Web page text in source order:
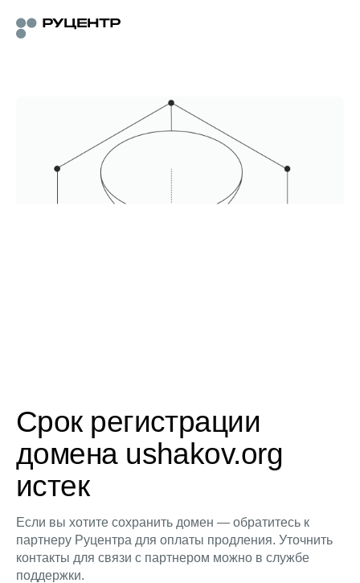
Срок регистрации
домена ushakov.org
истек
Если вы хотите сохранить домен — обратитесь к
партнеру Руцентра для оплаты продления. Уточнить
контакты для связи с партнером можно в службе
поддержки.